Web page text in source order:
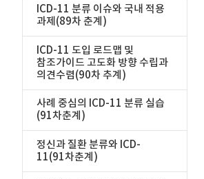
ICD-11 분류 이슈와 국내 적용
과제(89차 춘계)
ICD-11 도입 로드맵 및
참조가이드 고도화 방향 수립과
의견수렴(90차 추계)
사례 중심의 ICD-11 분류 실습
(91차춘계)
정신과 질환 분류와 ICD-
11(91차춘계)